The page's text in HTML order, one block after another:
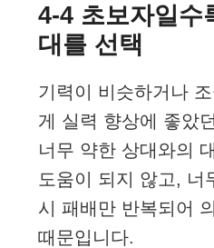
4-4 초보자일수
대를 선택
기력이 비슷하거나
게 실력 향상에 좋았
너무 약한 상대와의
도움이 되지 않고, 너
시 패배만 반복되어
때문입니다.